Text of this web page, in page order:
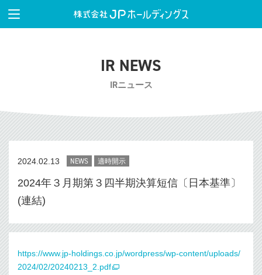
IR NEWS
IRニュース
2024.02.13 NEWS 適時開示
2024年３月期第３四半期決算短信〔日本基準〕
(連結)
https://www.jp-holdings.co.jp/wordpress/wp-content/uploads/
2024/02/20240213_2.pdf